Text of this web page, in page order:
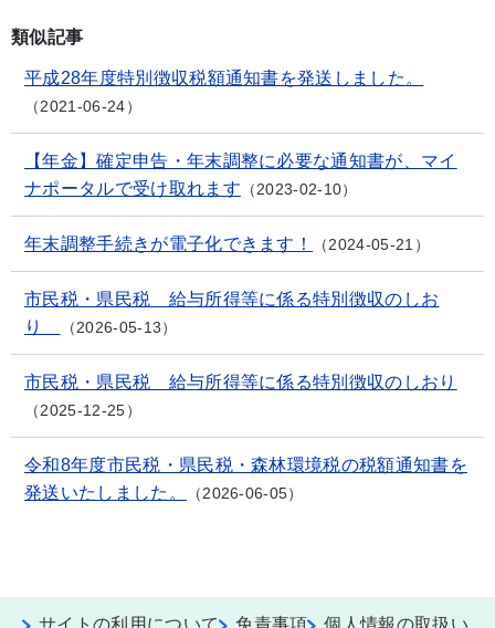
類似記事
平成28年度特別徴収税額通知書を発送しました。
2021-06-24
【年金】確定申告・年末調整に必要な通知書が、マイ
ナポータルで受け取れます
2023-02-10
年末調整手続きが電子化できます！ 2024-05-21
市民税・県民税 給与所得等に係る特別徴収のしお
り
2026-05-13
市民税・県民税 給与所得等に係る特別徴収のしおり
2025-12-25
令和8年度市民税・県民税・森林環境税の税額通知書を
発送いたしました。
2026-06-05
サイトの利用について 免責事項 個人情報の取扱い